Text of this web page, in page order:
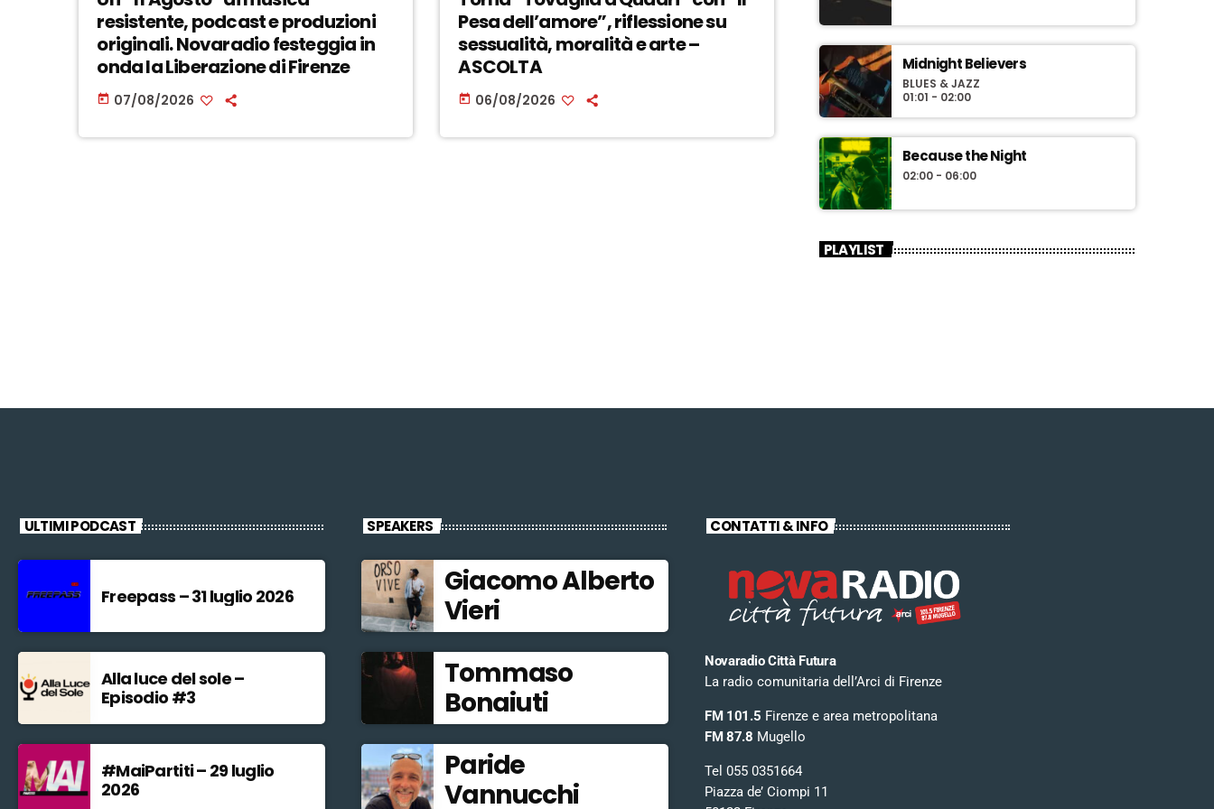
resistente, podcast e produzioni
originali. Novaradio festeggia in
onda la Liberazione di Firenze
today 07/08/2026
Pesa dell’amore”, riflessione su
sessualità, moralità e arte –
ASCOLTA
today 06/08/2026
Midnight Believers
BLUES & JAZZ
01:01 - 02:00
Because the Night
02:00 - 06:00
PLAYLIST
ULTIMI PODCAST
Freepass – 31 luglio 2026
Alla luce del sole –
Episodio #3
#MaiPartiti – 29 luglio
2026
SPEAKERS
Giacomo Alberto
Vieri
Tommaso
Bonaiuti
Paride
Vannucchi
CONTATTI & INFO
Novaradio Città Futura
La radio comunitaria dell’Arci di Firenze
FM 101.5 Firenze e area metropolitana
FM 87.8 Mugello
Tel 055 0351664
Piazza de’ Ciompi 11